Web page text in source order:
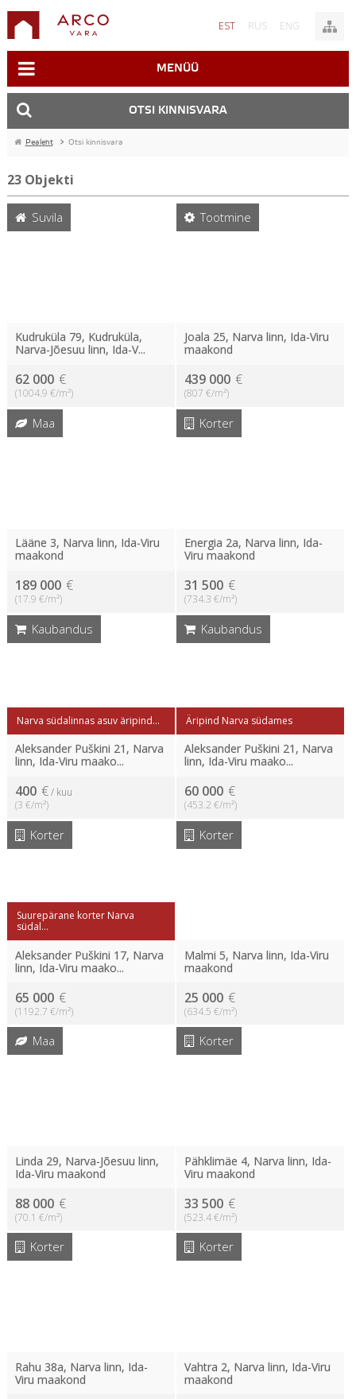
EST RUS ENG
MENÜÜ
OTSI KINNISVARA
Pealeht > Otsi kinnisvara
23Objekti
Suvila
Kudruküla 79, Kudruküla,
Narva-Jõesuu linn, Ida-V...
62 000 €
(1004.9 €/m²)
Tootmine
Joala 25, Narva linn, Ida-Viru
maakond
439 000 €
(807 €/m²)
Maa
Lääne 3, Narva linn, Ida-Viru
maakond
189 000 €
(17.9 €/m²)
Korter
Energia 2a, Narva linn, Ida-
Viru maakond
31 500 €
(734.3 €/m²)
Kaubandus
Narva südalinnas asuv äripind...
Aleksander Puškini 21, Narva
linn, Ida-Viru maako...
400 €/ kuu
(3 €/m²)
Kaubandus
Äripind Narva südames
Aleksander Puškini 21, Narva
linn, Ida-Viru maako...
60 000 €
(453.2 €/m²)
Korter
Suurepärane korter Narva
südal...
Aleksander Puškini 17, Narva
linn, Ida-Viru maako...
65 000 €
(1192.7 €/m²)
Korter
Malmi 5, Narva linn, Ida-Viru
maakond
25 000 €
(634.5 €/m²)
Maa
Linda 29, Narva-Jõesuu linn,
Ida-Viru maakond
88 000 €
(70.1 €/m²)
Korter
Pähklimäe 4, Narva linn, Ida-
Viru maakond
33 500 €
(523.4 €/m²)
Korter
Rahu 38a, Narva linn, Ida-
Viru maakond
Korter
Vahtra 2, Narva linn, Ida-Viru
maakond